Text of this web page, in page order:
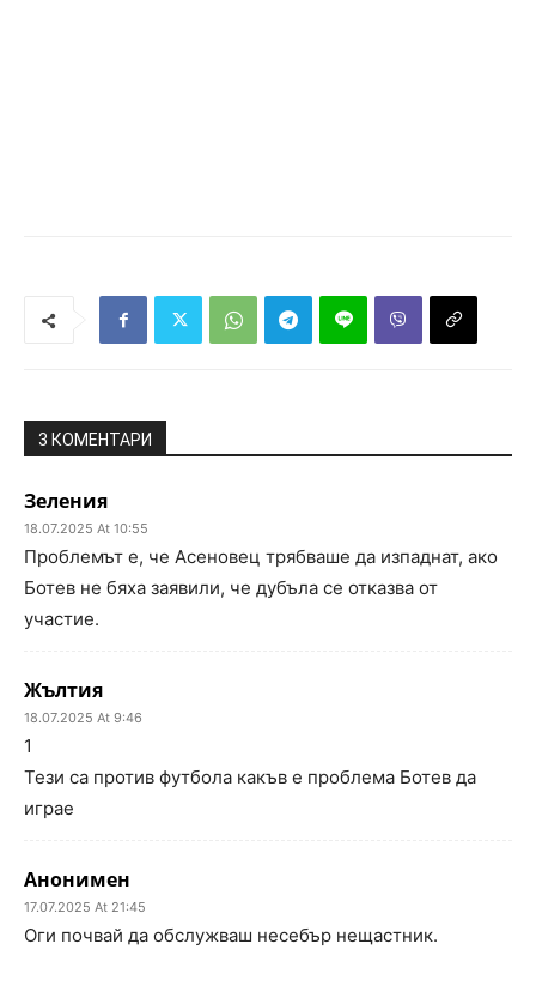
3 КОМЕНТАРИ
Зеления
18.07.2025 At 10:55
Проблемът е, че Асеновец трябваше да изпаднат, ако
Ботев не бяха заявили, че дубъла се отказва от
участие.
Жълтия
18.07.2025 At 9:46
1
Тези са против футбола какъв е проблема Ботев да
играе
Анонимен
17.07.2025 At 21:45
Оги почвай да обслужваш несебър нещастник.